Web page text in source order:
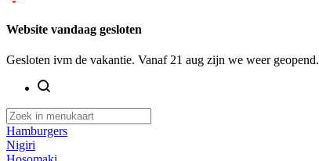
Website vandaag gesloten
Gesloten ivm de vakantie. Vanaf 21 aug zijn we weer geopend.
Hamburgers
Nigiri